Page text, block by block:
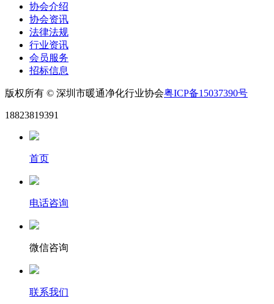
协会介绍
协会资讯
法律法规
行业资讯
会员服务
招标信息
版权所有 © 深圳市暖通净化行业协会粤ICP备15037390号
18823819391
首页
电话咨询
微信咨询
联系我们